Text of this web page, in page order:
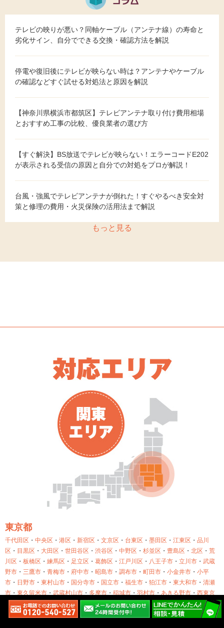
テレビの映りが悪い？同軸ケーブル（アンテナ線）の寿命と
劣化サイン、自分でできる交換・確認方法を解説
停電や復旧後にテレビが映らない時は？アンテナやケーブル
の確認などすぐ試せる対処法と原因を解説
【神奈川県横浜市都筑区】テレビアンテナ取り付け費用相場
とおすすめ工事の比較、優良業者の選び方
【すぐ解決】BS放送でテレビが映らない！エラーコードE202
が表示される受信の原因と自分での対処をプロが解説！
台風・強風でテレビアンテナが倒れた！すぐやるべき安全対
策と修理の費用・火災保険の活用法まで解説
もっと見る
東京都
千代田区 ・ 中央区 ・ 港区 ・ 新宿区 ・ 文京区 ・ 台東区 ・ 墨田区 ・ 江東区 ・ 品川
区 ・ 目黒区 ・ 大田区 ・ 世田谷区 ・ 渋谷区 ・ 中野区 ・ 杉並区 ・ 豊島区 ・ 北区 ・ 荒
川区 ・ 板橋区 ・ 練馬区 ・ 足立区 ・ 葛飾区 ・ 江戸川区 ・ 八王子市 ・ 立川市 ・ 武蔵
野市 ・ 三鷹市 ・ 青梅市 ・ 府中市 ・ 昭島市 ・ 調布市 ・ 町田市 ・ 小金井市 ・ 小平
市 ・ 日野市 ・ 東村山市 ・ 国分寺市 ・ 国立市 ・ 福生市 ・ 狛江市 ・ 東大和市 ・ 清瀬
市 ・ 東久留米市 ・ 武蔵村山市 ・ 多摩市 ・ 稲城市 ・ 羽村市 ・ あきる野市 ・ 西東京
市・瑞穂町・日の出町・檜原村・奥多摩町
神奈川県